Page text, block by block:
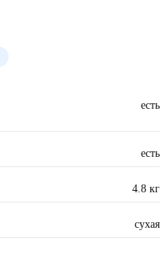
есть
есть
4.8 кг
сухая